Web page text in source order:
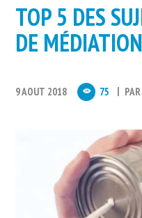
TOP 5 DES
DE
9 AOUT 2018 75 PAR